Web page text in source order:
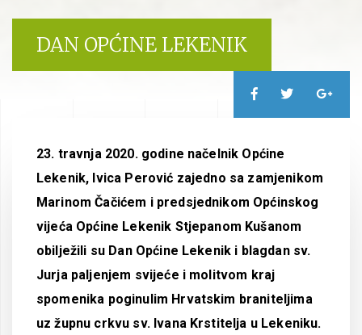
DAN OPĆINE LEKENIK
23. travnja 2020. godine načelnik Općine
Lekenik, Ivica Perović zajedno sa zamjenikom
Marinom Čačićem i predsjednikom Općinskog
vijeća Općine Lekenik Stjepanom Kušanom
obilježili su Dan Općine Lekenik i blagdan sv.
Jurja paljenjem svijeće i molitvom kraj
spomenika poginulim Hrvatskim braniteljima
uz župnu crkvu sv. Ivana Krstitelja u Lekeniku.